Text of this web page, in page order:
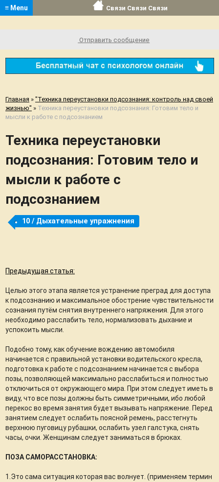
≡ Menu Связи Связи Связи
Отправить сообщение
Главная » "Техника переустановки подсознания: контроль над своей
жизнью" » Техника переустановки подсознания: Готовим тело и
мысли к работе с подсознанием
Техника переустановки
подсознания: Готовим тело и
мысли к работе с
подсознанием
10 / Дыхательные упражнения
Предыдущая статья:
Целью этого этапа является устранение преград для доступа
к подсознанию и максимальное обострение чувствительности
сознания путём снятия внутреннего напряжения. Для этого
необходимо расслабить тело, нормализовать дыхание и
успокоить мысли.
Подобно тому, как обучение вождению автомобиля
начинается с правильной установки водительского кресла,
подготовка к работе с подсознанием начинается с выбора
позы, позволяющей максимально расслабиться и полностью
отключиться от окружающего мира. При этом следует иметь в
виду, что все позы должны быть симметричными, ибо любой
перекос во время занятия будет вызывать напряжение. Перед
занятием следует ослабить поясной ремень, расстегнуть
верхнюю пуговицу рубашки, ослабить узел галстука, снять
часы, очки. Женщинам следует заниматься в брюках.
ПОЗА САМОРАССТАНОВКА:
1.Это сама ситуация которая вас волнует. (применяем термин